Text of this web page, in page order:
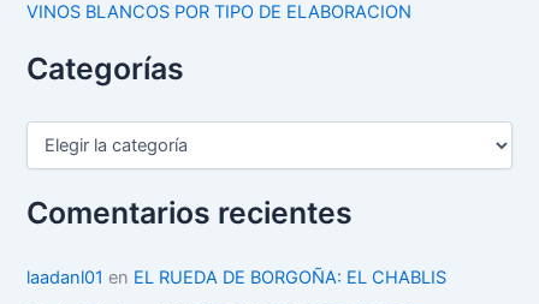
VINOS BLANCOS POR TIPO DE ELABORACION
Categorías
C
e
g
r
Comentarios recientes
laadanl01 en EL RUEDA DE BORGOÑA: EL CHABLIS